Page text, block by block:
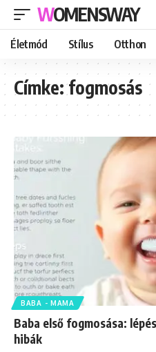
WOMENSWAY
Életmód Stílus Otthon
Címke:fogmosás
BABA - MAMA
Baba első fogmosása:
hibák